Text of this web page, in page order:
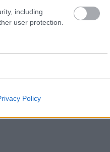
including
user protection.
Policy